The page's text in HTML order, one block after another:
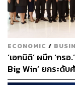
ECONOMIC /
‘เอกนิติ’ ผนึก ‘กร
Big Win’ ยกระดั